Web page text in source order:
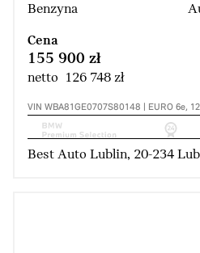
Benzyna
Cena
155 900 zł
netto 126 748 zł
VIN WBA81GE0707S80148 | EURO 6e,
Best Auto Lublin, 20-234